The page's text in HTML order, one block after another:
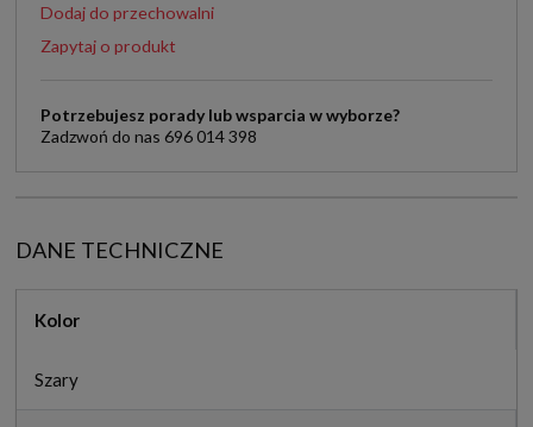
Dodaj do przechowalni
Zapytaj o produkt
Potrzebujesz porady lub wsparcia w wyborze?
Zadzwoń do nas 696 014 398
DANE TECHNICZNE
Kolor
Szary